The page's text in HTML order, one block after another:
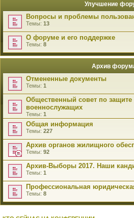
Улучшение
Вопросы и проблемы
Темы: 13
О форуме и его поддержке
Темы: 8
Архив
Отмененные документы
Темы: 1
Общественный совет по защите
военнослужащих
Темы: 1
Общая информация
Темы: 227
Архив органов жилищного
Темы: 92
Архив-Выборы 2017. Наши
Темы: 1
Профессиональная
Темы: 8